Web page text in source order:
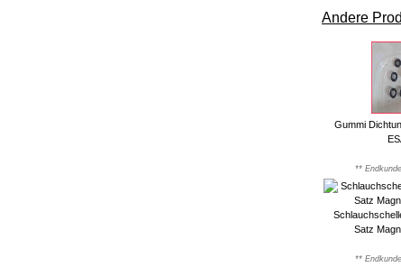
Andere
Gummi
**
Satz
**